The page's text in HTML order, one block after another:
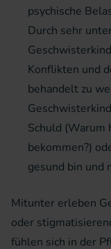
psychische
Durch sehr
Konflikten und
behandelt zu
Schuld (Warum
bekommen?)
gesund bin und
Mitunter erleben
oder
fühlen sich in der